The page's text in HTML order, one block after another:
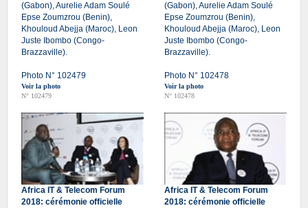
(Gabon), Aurelie Adam Soulé
Epse Zoumzrou (Benin),
Khouloud Abejja (Maroc), Leon
Juste Ibombo (Congo-
Brazzaville).
Photo N° 102479
Voir la photo
N° 102479
(Gabon), Aurelie Adam Soulé
Epse Zoumzrou (Benin),
Khouloud Abejja (Maroc), Leon
Juste Ibombo (Congo-
Brazzaville).
Photo N° 102478
Voir la photo
N° 102478
Africa IT & Telecom Forum
2018: cérémonie officielle
Africa IT & Telecom Forum
2018: cérémonie officielle